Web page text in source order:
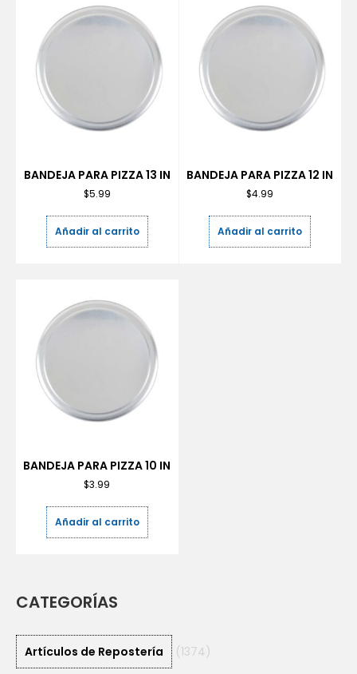
CATEGORÍAS
Artículos de Repostería
(1374)
BANDEJA PARA PIZZA 13 IN
$5.99
Añadir al carrito
BANDEJA PARA PIZZA 12 IN
$4.99
Añadir al carrito
BANDEJA PARA PIZZA 10 IN
$3.99
Añadir al carrito